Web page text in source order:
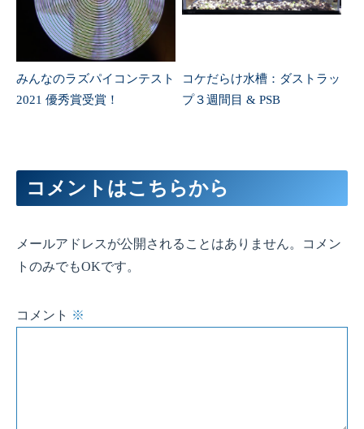
みんなのラズパイコンテスト
2021 優秀賞受賞！
コケだらけ水槽：ダストラッ
プ３週間目 & PSB
コメントはこちらから
メールアドレスが公開されることはありません。コメン
トのみでもOKです。
コメント ※